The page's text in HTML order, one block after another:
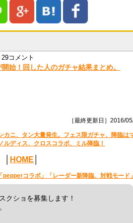
29コメント
始！回した人のガチャ結果まとめ。
［最終更新日］2016/
カニ、タン大量発生。フェス限ガチャ、降臨は
ディス、クロスコラボ、ミル降臨！
HOME
コラボ」「レーダー新降臨、対戦モード」
クショを募集します！